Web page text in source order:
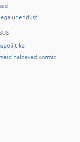
ühendust
haldavad vormid